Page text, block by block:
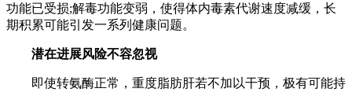
功能已受损;解毒功能变弱，使得体内毒素代谢速度减缓，长
期积累可能引发一系列健康问题。
潜在进展风险不容忽视
即使转氨酶正常，重度脂肪肝若不加以干预，极有可能持